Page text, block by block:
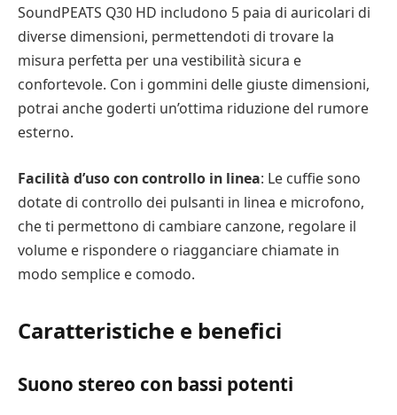
SoundPEATS Q30 HD includono 5 paia di auricolari di
diverse dimensioni, permettendoti di trovare la
misura perfetta per una vestibilità sicura e
confortevole. Con i gommini delle giuste dimensioni,
potrai anche goderti un’ottima riduzione del rumore
esterno.
Facilità d’uso con controllo in linea: Le cuffie sono
dotate di controllo dei pulsanti in linea e microfono,
che ti permettono di cambiare canzone, regolare il
volume e rispondere o riagganciare chiamate in
modo semplice e comodo.
Caratteristiche e benefici
Suono stereo con bassi potenti